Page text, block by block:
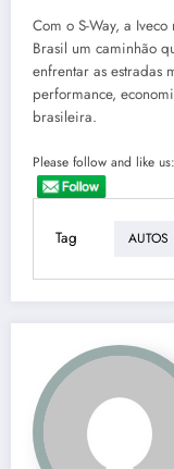
Com o S-Way, a
Brasil um caminhão
enfrentar as estradas
performance,
brasileira.
Please follow and like us:
Tag AUTOS